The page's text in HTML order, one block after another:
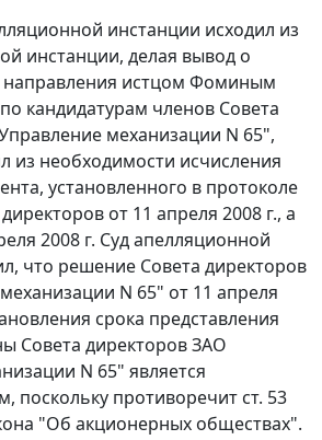
инстанции исходил из
инстанции, делая вывод о
направления истцом Фоминым
кандидатурам членов Совета
механизации N 65",
из необходимости исчисления
установленного в протоколе
от 11 апреля 2008 г., а
2008 г. Суд апелляционной
что решение Совета директоров
N 65" от 11 апреля
срока представления
Совета директоров ЗАО
N 65" является
поскольку противоречит ст. 53
"Об акционерных обществах".